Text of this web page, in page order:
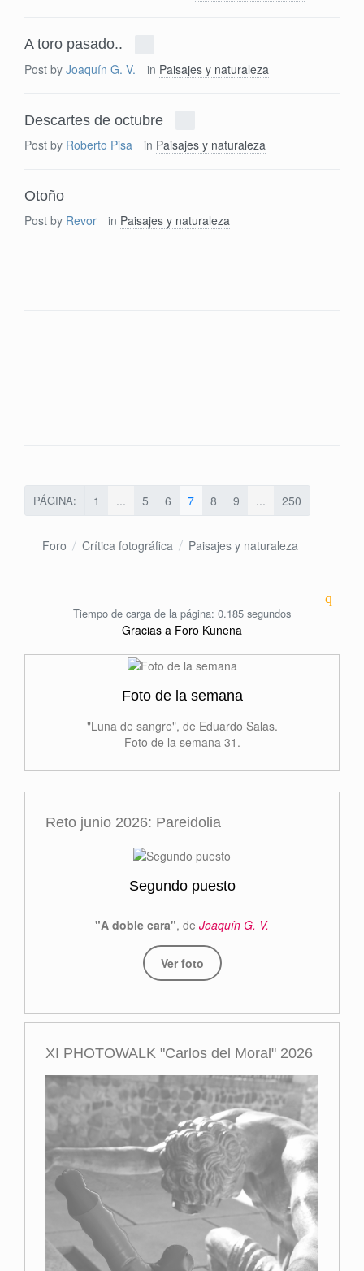
A toro pasado..
Post by Joaquín G. V. in Paisajes y naturaleza
Descartes de octubre
Post by Roberto Pisa in Paisajes y naturaleza
Otoño
Post by Revor in Paisajes y naturaleza
PÁGINA: 1 ... 5 6 7 8 9 ... 250
Foro Crítica fotográfica Paisajes y naturaleza
Tiempo de carga de la página: 0.185 segundos
Gracias a Foro Kunena
Foto de la semana
"Luna de sangre", de Eduardo Salas.
Foto de la semana 31.
Reto junio 2026: Pareidolia
Segundo puesto
"A doble cara", de Joaquín G. V.
Ver foto
XI PHOTOWALK "Carlos del Moral" 2026